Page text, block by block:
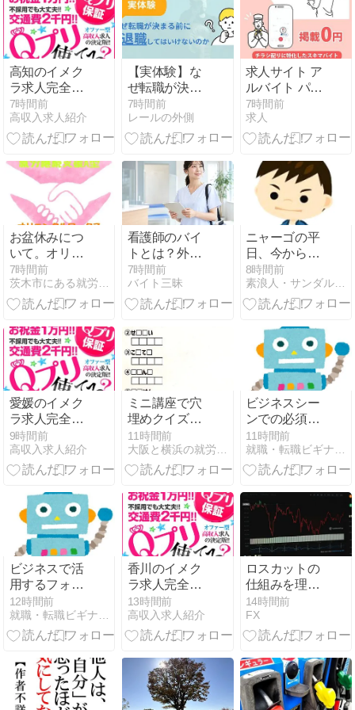
分け方まで解
説
高知のイメク
ラ求人完全ガ
イド｜高知
市・はりまや
橋・帯屋町・
国・香南・須
崎・四万十・
宿毛・安芸の
街選び
7時間前
高収入求人紹介
【実体験】な
ぜ転職が決ま
る前に退職を
してはいけな
いのか。
7時間前
レールの外側
求人サイト ア
ルバイト パー
ト
7時間前
求人
お盆休みにつ
いて。オリエ
ンタルワーク
スです。
7時間前
茨木市にある就労継続支援A型事業所オリエンタルワークスの日常
看護師のバイ
トとは？外
来・クリニッ
ク・訪問看護
から単発・派
と時給の目安
7時間前
バイト三昧
ニャーゴの平
日、今から風
呂掃除。きれ
いに磨くので
ある。
8時間前
素浪人・サンダルニャーゴの日々。
愛媛のイメク
ラ求人完全ガ
イド｜松山・
大街道・二番
町・今治・西
四国中央・大
洲・宇和島の
街選び
9時間前
高収入求人紹介
ミニ講座で穴
埋めクイズを
行いました！
リトハウス関
内
11時間前
ビジネスシー
ンでの必須！
食事マナー完
全ガイド
11時間前
ビジネスで活
用するフォー
ムのタイプと
メリット解説
12時間前
香川のイメク
ラ求人完全ガ
イド｜高松・
瓦町・古馬
場・丸亀・坂
善通寺・観音
寺・三豊・小
豆島の街選び
13時間前
高収入求人紹介
ロスカットの
仕組みを理解
する：FX取引
における自動
決済制度
14時間前
FX